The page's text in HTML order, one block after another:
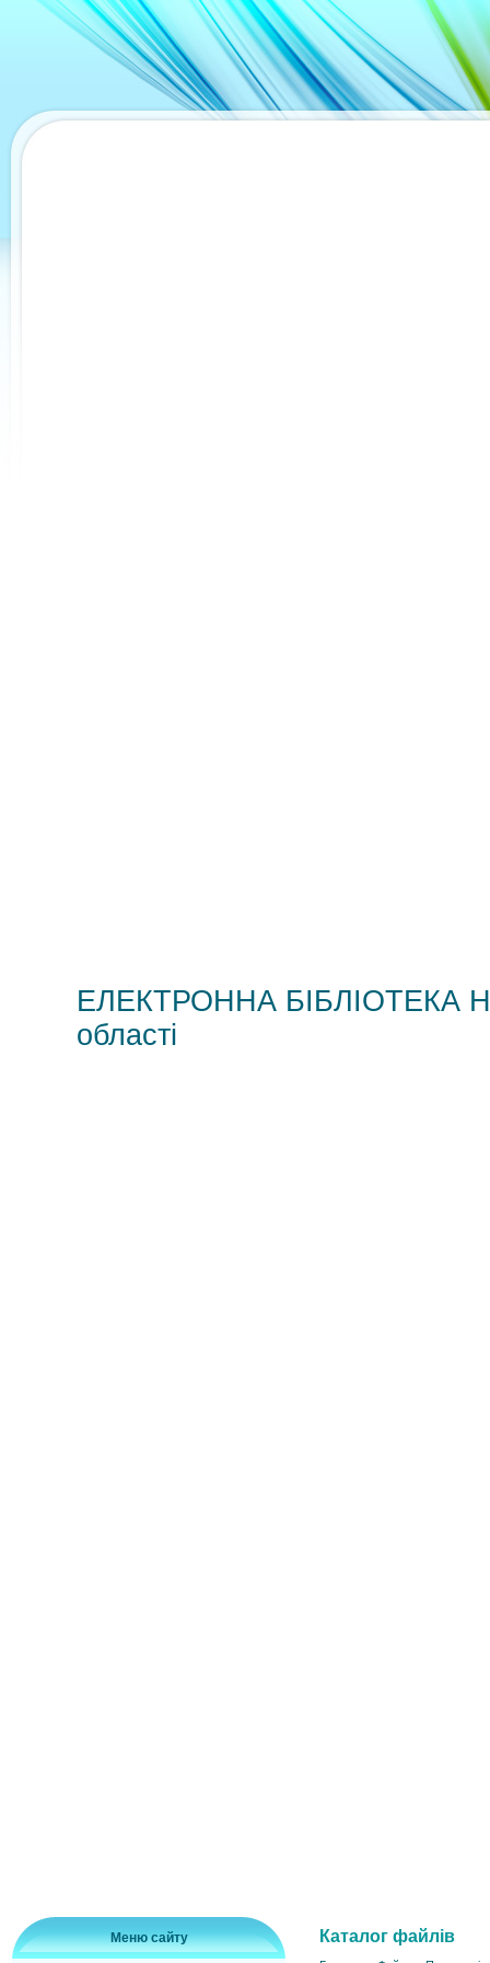
ЕЛЕКТРОННА БІБЛІОТЕКА
області
Меню сайту Каталог файлів